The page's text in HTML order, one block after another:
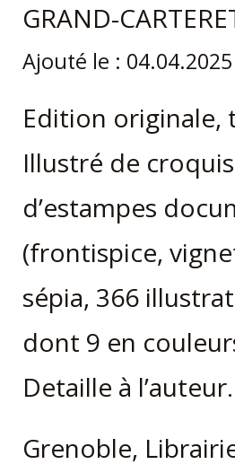
GRAND-
Ajouté le : 04.04.2025
Edition originale,
Illustré de
d’estampes
(frontispice,
sépia, 366
dont 9 en
Detaille à l’auteur.
Grenoble,